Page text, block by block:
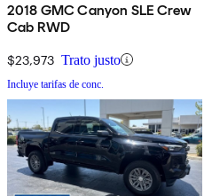
2018 GMC Canyon SLE Crew
Cab RWD
$23,973 Trato justo
Incluye tarifas de conc.